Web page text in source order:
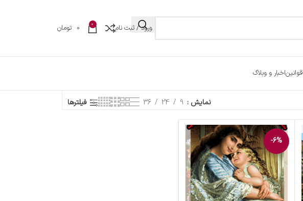
ورود / ثبت نام 0
0 تومان
اخبار و وبلاگ
نمایش 9
24
36 فیلترها
-6%